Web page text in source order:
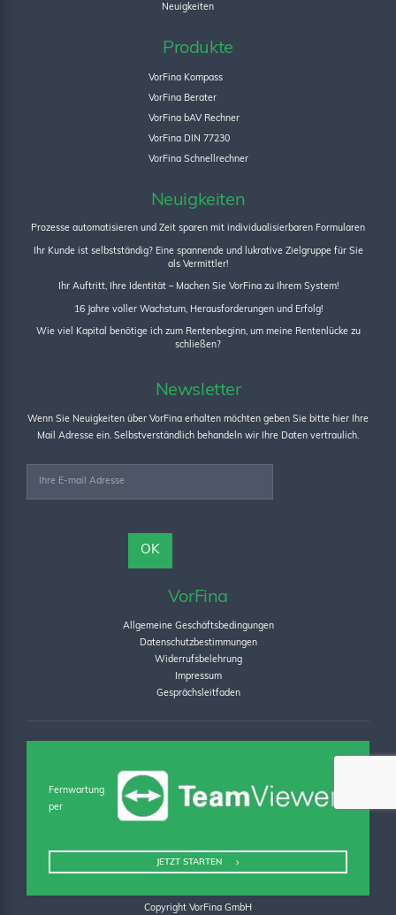
Neuigkeiten
Produkte
VorFina Kompass
VorFina Berater
VorFina bAV Rechner
VorFina DIN 77230
VorFina Schnellrechner
Neuigkeiten
Prozesse automatisieren und Zeit sparen mit individualisierbaren Formularen
Ihr Kunde ist selbstständig? Eine spannende und lukrative Zielgruppe für Sie
als Vermittler!
Ihr Auftritt, Ihre Identität – Machen Sie VorFina zu Ihrem System!
16 Jahre voller Wachstum, Herausforderungen und Erfolg!
Wie viel Kapital benötige ich zum Rentenbeginn, um meine Rentenlücke zu
schließen?
Newsletter
Wenn Sie Neuigkeiten über VorFina erhalten möchten geben Sie bitte hier Ihre
Mail Adresse ein. Selbstverständlich behandeln wir Ihre Daten vertraulich.
VorFina
Allgemeine Geschäftsbedingungen
Datenschutzbestimmungen
Widerrufsbelehrung
Impressum
Gesprächsleitfaden
Fernwartung
per
JETZT STARTEN
Copyright VorFina GmbH